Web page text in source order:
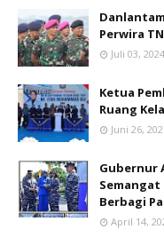
Perwira
Juli 03, 2024
Ketua
Ruang
Juni 26,
Gubernur
Semangat
Berbagi
April 14,